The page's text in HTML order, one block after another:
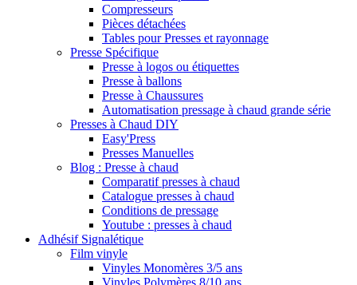
Compresseurs
Pièces détachées
Tables pour Presses et rayonnage
Presse Spécifique
Presse à logos ou étiquettes
Presse à ballons
Presse à Chaussures
Automatisation pressage à chaud grande série
Presses à Chaud DIY
Easy'Press
Presses Manuelles
Blog : Presse à chaud
Comparatif presses à chaud
Catalogue presses à chaud
Conditions de pressage
Youtube : presses à chaud
Adhésif Signalétique
Film vinyle
Vinyles Monomères 3/5 ans